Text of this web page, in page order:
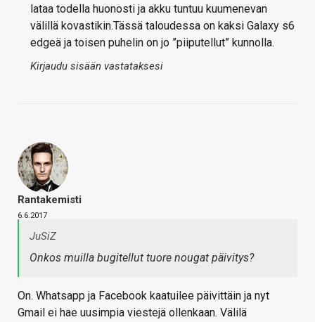
lataa todella huonosti ja akku tuntuu kuumenevan
välillä kovastikin.Tässä taloudessa on kaksi Galaxy s6
edgeä ja toisen puhelin on jo ”piiputellut” kunnolla.
Kirjaudu sisään vastataksesi
Rantakemisti
6.6.2017
JuSiZ
Onkos muilla bugitellut tuore nougat päivitys?
On. Whatsapp ja Facebook kaatuilee päivittäin ja nyt
Gmail ei hae uusimpia viestejä ollenkaan. Välilä